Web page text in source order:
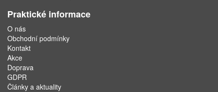
Praktické informace
O nás
Obchodní podmínky
Kontakt
Akce
Doprava
GDPR
Články a aktuality